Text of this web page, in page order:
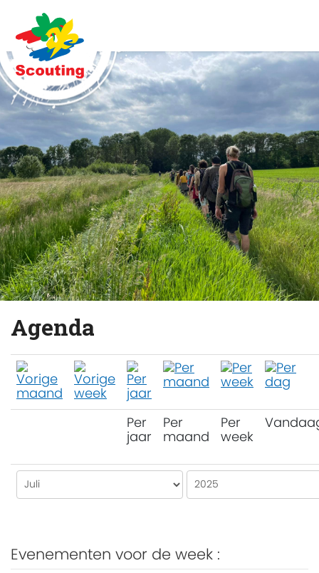
Agenda
Per
jaar
Per
maand
Per
week
Evenementen voor de week :